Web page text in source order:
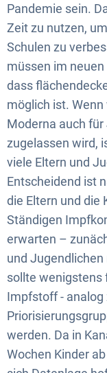
Pandemie sein.
Zeit zu nutzen,
Schulen zu
müssen im
dass
möglich ist.
Moderna auch
zugelassen wird,
viele Eltern und
Entscheidend ist
die Eltern und die
Ständigen
erwarten –
und
sollte wenigstens
Impfstoff - analog
werden. Da in
Wochen Kinder